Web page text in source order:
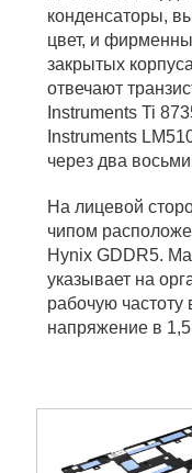
конденсаторы,
цвет, и
закрытых
отвечают
Instruments Ti
Instruments
через два
На лицевой
чипом
Hynix GDDR5.
указывает на
рабочую
напряжение в